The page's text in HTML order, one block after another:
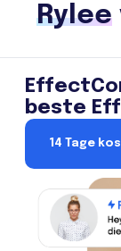
Rylee
beste
14 Tage